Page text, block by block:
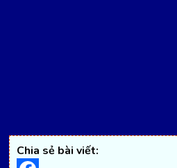
Chia sẻ bài viết: